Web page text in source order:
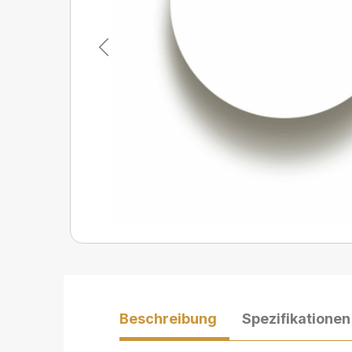
Previous
Beschreibung Spezifikationen